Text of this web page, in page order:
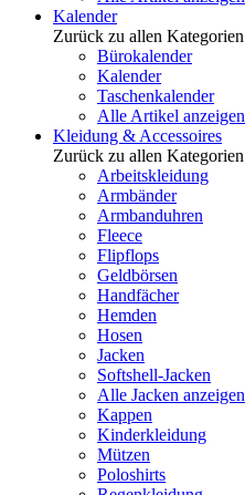
Kalender
Zurück zu allen Kategorien
Bürokalender
Kalender
Taschenkalender
Alle Artikel anzeigen
Kleidung & Accessoires
Zurück zu allen Kategorien
Arbeitskleidung
Armbänder
Armbanduhren
Fleece
Flipflops
Geldbörsen
Handfächer
Hemden
Hosen
Jacken
Softshell-Jacken
Alle Jacken anzeigen
Kappen
Kinderkleidung
Mützen
Poloshirts